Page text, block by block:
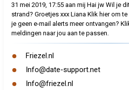
31 mei 2019, 17:55 aan mij Hai jw Wil je
strand? Groetjes xxx Liana Klik hier om
je geen e-mail alerts meer ontvangen?
meldingen naar jou aan te passen.
Friezel.nl
Info@date-support.net
Info@friezel.nl